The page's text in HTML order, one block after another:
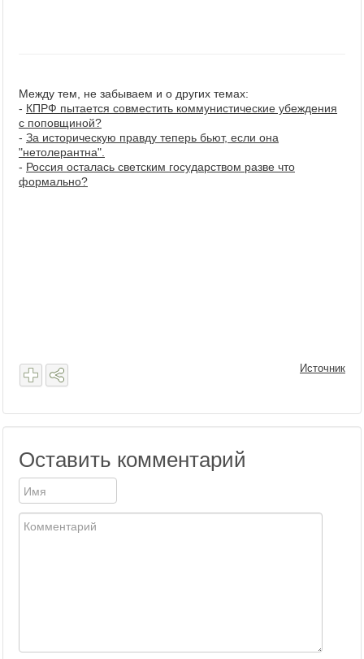
Между тем, не забываем и о других темах:
- КПРФ пытается совместить коммунистические убеждения
с поповщиной?
- За историческую правду теперь бьют, если она
"нетолерантна".
- Россия осталась светским государством разве что
формально?
Источник
Оставить комментарий